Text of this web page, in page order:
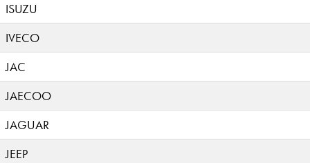
ISUZU
IVECO
JAC
JAECOO
JAGUAR
JEEP